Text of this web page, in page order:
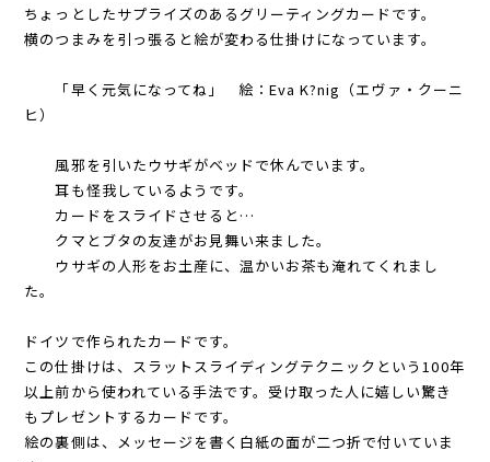
ちょっとしたサプライズのあるグリーティングカードです。
横のつまみを引っ張ると絵が変わる仕掛けになっています。
「早く元気になってね」 絵：Eva K?nig（エヴァ・クーニ
ヒ）
風邪を引いたウサギがベッドで休んでいます。
耳も怪我しているようです。
カードをスライドさせると…
クマとブタの友達がお見舞い来ました。
ウサギの人形をお土産に、温かいお茶も淹れてくれまし
た。
ドイツで作られたカードです。
この仕掛けは、スラットスライディングテクニックという100年
以上前から使われている手法です。受け取った人に嬉しい驚き
もプレゼントするカードです。
絵の裏側は、メッセージを書く白紙の面が二つ折で付いていま